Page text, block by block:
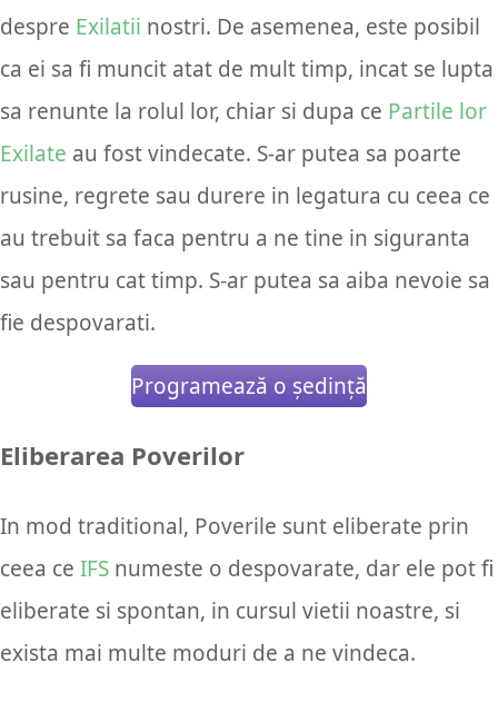
despre Exilatii nostri. De asemenea, este posibil
ca ei sa fi muncit atat de mult timp, incat se lupta
sa renunte la rolul lor, chiar si dupa ce Partile lor
Exilate au fost vindecate. S-ar putea sa poarte
rusine, regrete sau durere in legatura cu ceea ce
au trebuit sa faca pentru a ne tine in siguranta
sau pentru cat timp. S-ar putea sa aiba nevoie sa
fie despovarati.
Programează o ședință
Eliberarea Poverilor
In mod traditional, Poverile sunt eliberate prin
ceea ce IFS numeste o despovarate, dar ele pot fi
eliberate si spontan, in cursul vietii noastre, si
exista mai multe moduri de a ne vindeca.